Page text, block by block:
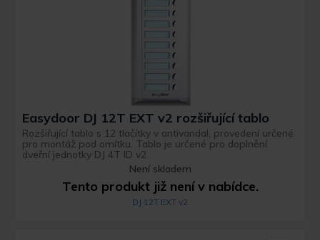
Easydoor DJ 12T EXT v2 rozšiřující tablo
Rozšiřující tablo s 12 tlačítky v antivandal, provedení určené
pro montáž pod omítku. Tablo je určené pro doplnění
dveřní jednotky DJ 4T ID v2.
Není skladem
Tento produkt již není v nabídce.
DJ 12T EXT v2